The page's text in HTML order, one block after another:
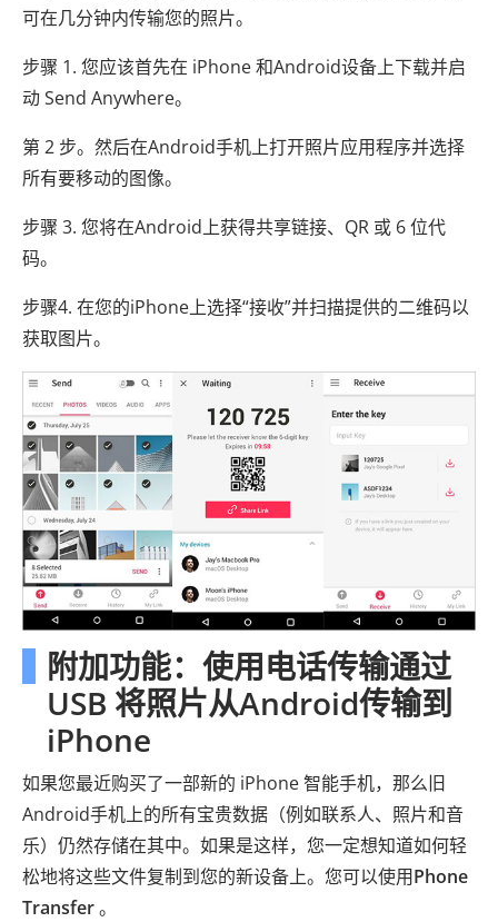
可在几分钟内传输您的照片。
步骤 1. 您应该首先在 iPhone 和Android设备上下载并启
动 Send Anywhere。
第 2 步。然后在Android手机上打开照片应用程序并选择
所有要移动的图像。
步骤 3. 您将在Android上获得共享链接、QR 或 6 位代
码。
步骤4. 在您的iPhone上选择“接收”并扫描提供的二维码以
获取图片。
附加功能：使用电话传输通过
USB 将照片从Android传输到
iPhone
如果您最近购买了一部新的 iPhone 智能手机，那么旧
Android手机上的所有宝贵数据（例如联系人、照片和音
乐）仍然存储在其中。如果是这样，您一定想知道如何轻
松地将这些文件复制到您的新设备上。您可以使用Phone
Transfer。